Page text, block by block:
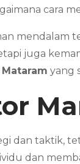
cara
mendalam
juga
yang
dan taktik,
dan